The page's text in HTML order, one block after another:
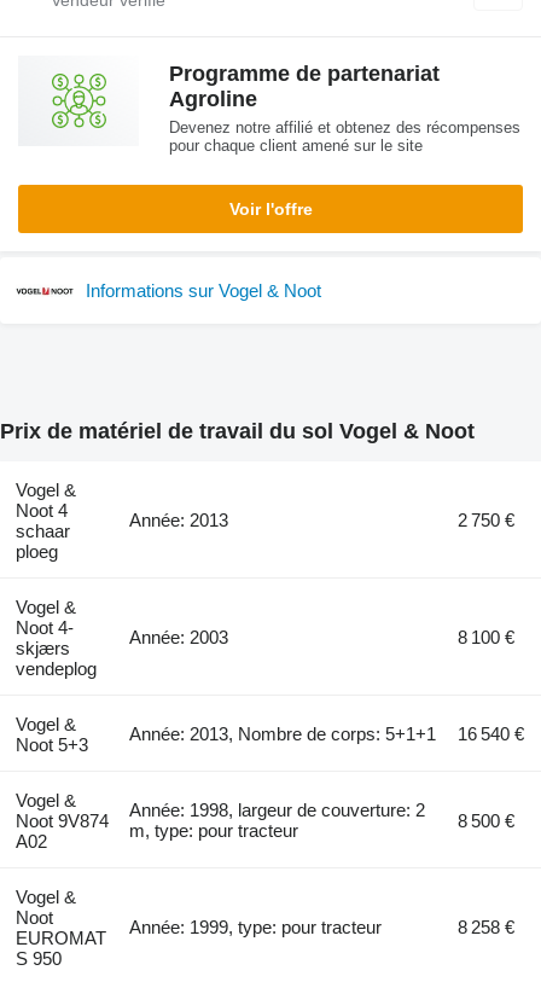
Programme de partenariat
Agroline
Devenez notre affilié et obtenez des récompenses
pour chaque client amené sur le site
Voir l'offre
Informations sur Vogel & Noot
Prix de matériel de travail du sol Vogel & Noot
Vogel &
Noot 4
schaar
ploeg
Année: 2013 2 750 €
Vogel &
Noot 4-
skjærs
vendeplog
Année: 2003 8 100 €
Vogel &
Noot 5+3
Année: 2013, Nombre de corps: 5+1+1 16 540 €
Vogel &
Noot 9V874
A02
Année: 1998, largeur de couverture: 2
m, type: pour tracteur
8 500 €
Vogel &
Noot
EUROMAT
S 950
Année: 1999, type: pour tracteur 8 258 €